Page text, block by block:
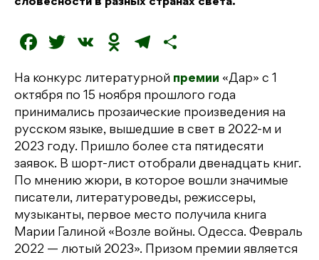
словесности в разных странах света.
F
c
e
b
o
o
k
T
it
t
e
r
V
O
n
o
kl
a
s
s
ni
ki
T
e
g
r
a
m
п
р
а
в
и
т
ь
На конкурс литературной премии «Дар» с 1
октября по 15 ноября прошлого года
принимались прозаические произведения на
русском языке, вышедшие в свет в 2022-м и
2023 году. Пришло более ста пятидесяти
заявок. В шорт-лист отобрали двенадцать книг.
По мнению жюри, в которое вошли значимые
писатели, литературоведы, режиссеры,
музыканты, первое место получила книга
Марии Галиной «Возле войны. Одесса. Февраль
2022 — лютый 2023». Призом премии является